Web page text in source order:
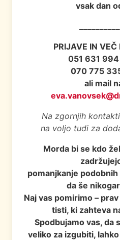
vsak dan
PRIJAVE IN
051 631
070 775
ali mail
Na zgornjih
na voljo tudi za
Morda bi se kdo
pomanjkanje
da še
Naj vas pomirimo –
tisti, ki zahteva
Spodbujamo vas, da
veliko za izgubiti,